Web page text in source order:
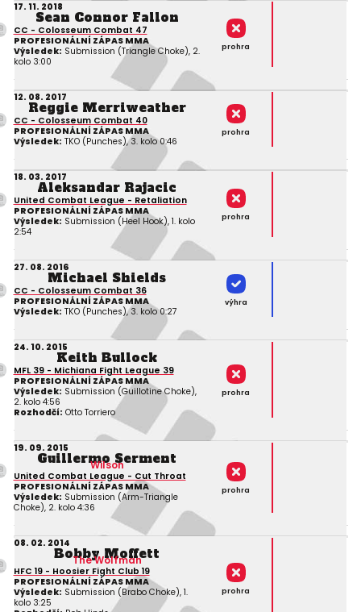
17. 11. 2018
Sean Connor Fallon
CC - Colosseum Combat 47
PROFESIONÁLNÍ ZÁPAS MMA
Výsledek: Submission (Triangle Choke), 2.
kolo 3:00
prohra
12. 08. 2017
Reggie Merriweather
CC - Colosseum Combat 40
PROFESIONÁLNÍ ZÁPAS MMA
Výsledek: TKO (Punches), 3. kolo 0:46
prohra
18. 03. 2017
Aleksandar Rajacic
United Combat League - Retaliation
PROFESIONÁLNÍ ZÁPAS MMA
Výsledek: Submission (Heel Hook), 1. kolo
2:54
prohra
27. 08. 2016
Michael Shields
CC - Colosseum Combat 36
PROFESIONÁLNÍ ZÁPAS MMA
Výsledek: TKO (Punches), 3. kolo 0:27
výhra
24. 10. 2015
Keith Bullock
MFL 39 - Michiana Fight League 39
PROFESIONÁLNÍ ZÁPAS MMA
Výsledek: Submission (Guillotine Choke),
2. kolo 4:56
Rozhodčí: Otto Torriero
prohra
19. 09. 2015
Guillermo Serment
Wilson
United Combat League - Cut Throat
PROFESIONÁLNÍ ZÁPAS MMA
Výsledek: Submission (Arm-Triangle
Choke), 2. kolo 4:36
prohra
08. 02. 2014
Bobby Moffett
The Wolfman
HFC 19 - Hoosier Fight Club 19
PROFESIONÁLNÍ ZÁPAS MMA
Výsledek: Submission (Brabo Choke), 1.
kolo 3:25
prohra